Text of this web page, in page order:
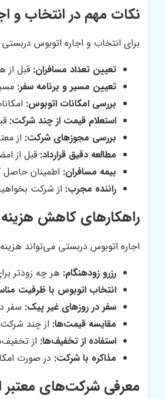
نکات مهم در انتخاب و
برای انتخاب و اجاره اتوبوس
تعیین تعداد مسافران: قبل از
تعیین مسیر و برنامه سفر:
بررسی امکانات اتوبوس:
استعلام قیمت از چند شرکت:
بررسی مجوزهای شرکت: از
مطالعه دقیق قرارداد: قبل از
بیمه مسافران: اطمینان حاصل
راننده مجرب: از شرکت
راهکارهای کاهش هزینه
اجاره اتوبوس دربستی می‌تواند
رزرو زودهنگام: هر چه زودتر
انتخاب اتوبوس با ظرفیت
سفر در روزهای غیر پیک: سفر
مقایسه قیمت‌ها: از چند شرکت
استفاده از تخفیف‌ها: از
مذاکره با شرکت: در صورت
معرفی شرکت‌های معتبر